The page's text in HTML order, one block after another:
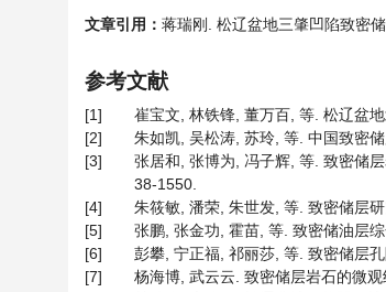
文章引用： 蒋瑞刚. 松辽盆地三肇凹陷致密
参考文献
[1]
崔宝文, 林铁锋, 董万百, 等. 松辽盆
[2]
朱如凯, 吴松涛, 苏玲, 等. 中国致密
[3]
张居和, 张博为, 冯子辉, 等. 致密储
38-1550.
[4]
朱筱敏, 潘荣, 朱世发, 等. 致密储层
[5]
张鹏, 张金功, 霍苗, 等. 致密储油层
[6]
彭攀, 宁正福, 祁丽莎, 等. 致密储层
[7]
杨海博, 武云云. 致密储层岩石的微